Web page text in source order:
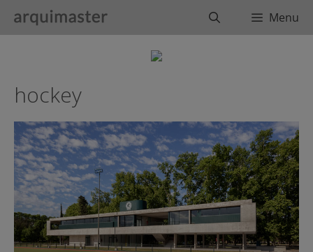
BuscarMenu
hockey